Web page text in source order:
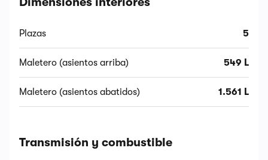
Plazas 5
Maletero (asientos arriba) 549 L
Maletero (asientos abatidos) 1.561 L
Transmisión y combustible